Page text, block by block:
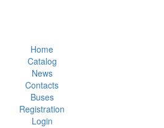
Home
Catalog
News
Contacts
Buses
Registration
Login